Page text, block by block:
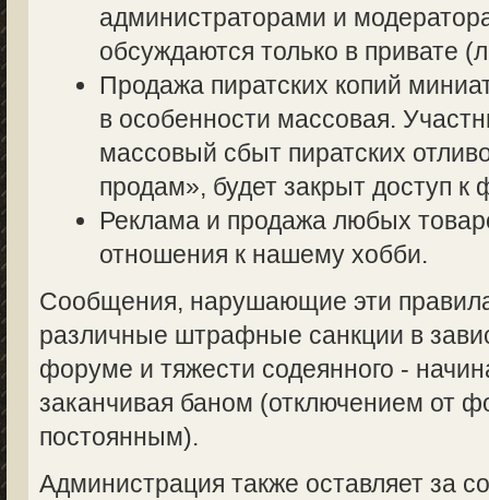
администраторами и
обсуждаются только в привате
Продажа пиратских копий
в особенности массовая.
массовый сбыт пиратских
продам», будет закрыт доступ к
Реклама и продажа любых
отношения к нашему хобби.
Сообщения, нарушающие эти
различные штрафные санкции в
форуме и тяжести содеянного -
заканчивая баном (отключением от
постоянным).
Администрация также оставляет за